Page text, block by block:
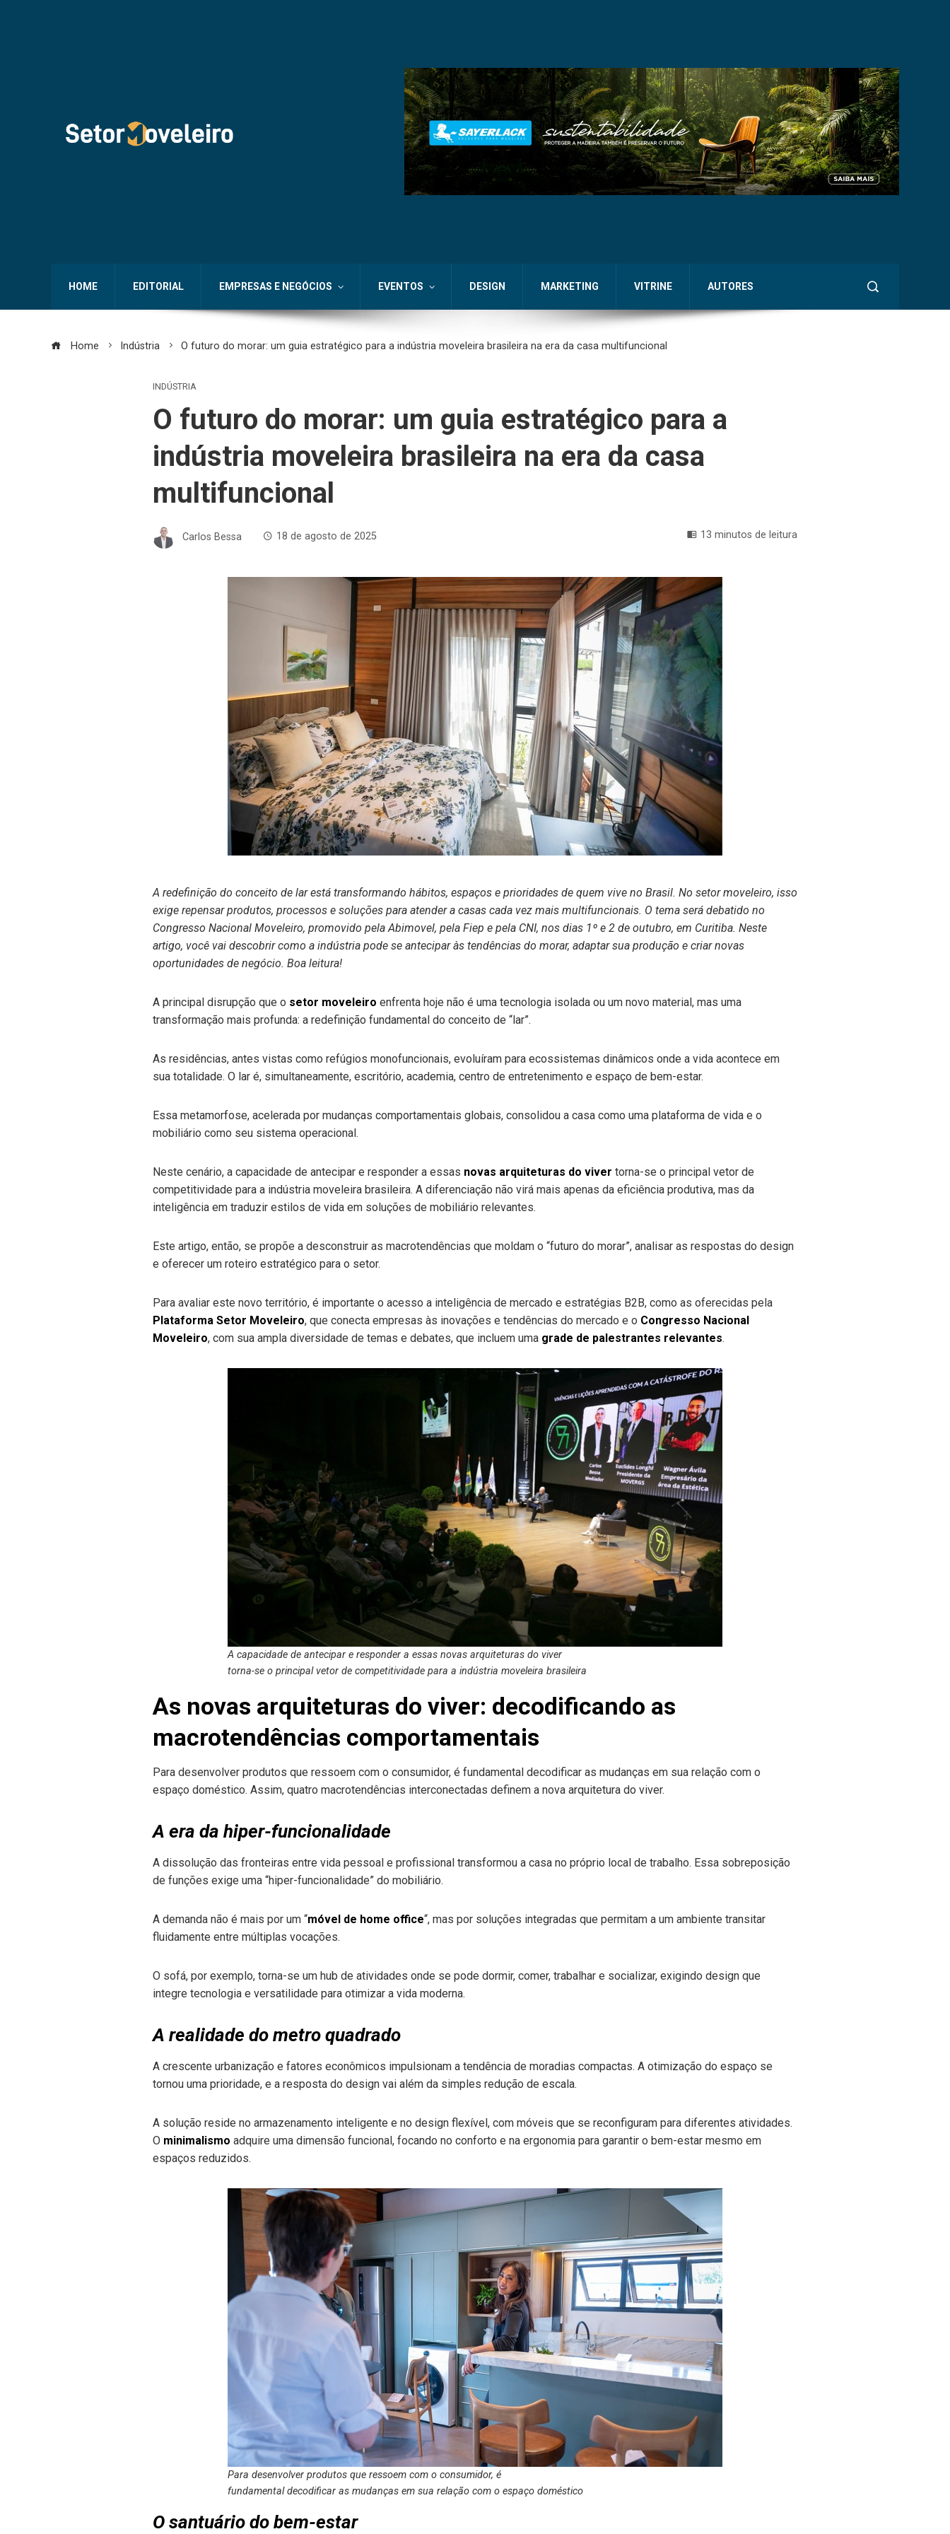
HOME EDITORIAL EMPRESAS E NEGÓCIOS EVENTOS DESIGN MARKETING VITRINE AUTORES
Home Indústria O futuro do morar: um guia estratégico para a indústria moveleira brasileira na era da casa multifuncional
INDÚSTRIA
O futuro do morar: um guia estratégico para a
indústria moveleira brasileira na era da casa
multifuncional
Carlos Bessa 18 de agosto de 2025 13 minutos de leitura
A redefinição do conceito de lar está transformando hábitos, espaços e prioridades de quem vive no Brasil. No setor moveleiro, isso
exige repensar produtos, processos e soluções para atender a casas cada vez mais multifuncionais. O tema será debatido no
Congresso Nacional Moveleiro, promovido pela Abimovel, pela Fiep e pela CNI, nos dias 1º e 2 de outubro, em Curitiba. Neste
artigo, você vai descobrir como a indústria pode se antecipar às tendências do morar, adaptar sua produção e criar novas
oportunidades de negócio. Boa leitura!
A principal disrupção que o setor moveleiro enfrenta hoje não é uma tecnologia isolada ou um novo material, mas uma
transformação mais profunda: a redefinição fundamental do conceito de “lar”.
As residências, antes vistas como refúgios monofuncionais, evoluíram para ecossistemas dinâmicos onde a vida acontece em
sua totalidade. O lar é, simultaneamente, escritório, academia, centro de entretenimento e espaço de bem-estar.
Essa metamorfose, acelerada por mudanças comportamentais globais, consolidou a casa como uma plataforma de vida e o
mobiliário como seu sistema operacional.
Neste cenário, a capacidade de antecipar e responder a essas novas arquiteturas do viver torna-se o principal vetor de
competitividade para a indústria moveleira brasileira. A diferenciação não virá mais apenas da eficiência produtiva, mas da
inteligência em traduzir estilos de vida em soluções de mobiliário relevantes.
Este artigo, então, se propõe a desconstruir as macrotendências que moldam o “futuro do morar”, analisar as respostas do design
e oferecer um roteiro estratégico para o setor.
Para avaliar este novo território, é importante o acesso a inteligência de mercado e estratégias B2B, como as oferecidas pela
Plataforma Setor Moveleiro, que conecta empresas às inovações e tendências do mercado e o Congresso Nacional
Moveleiro, com sua ampla diversidade de temas e debates, que incluem uma grade de palestrantes relevantes.
A capacidade de antecipar e responder a essas novas arquiteturas do viver
torna-se o principal vetor de competitividade para a indústria moveleira brasileira
As novas arquiteturas do viver: decodificando as
macrotendências comportamentais
Para desenvolver produtos que ressoem com o consumidor, é fundamental decodificar as mudanças em sua relação com o
espaço doméstico. Assim, quatro macrotendências interconectadas definem a nova arquitetura do viver.
A era da hiper-funcionalidade
A dissolução das fronteiras entre vida pessoal e profissional transformou a casa no próprio local de trabalho. Essa sobreposição
de funções exige uma “hiper-funcionalidade” do mobiliário.
A demanda não é mais por um “móvel de home office“, mas por soluções integradas que permitam a um ambiente transitar
fluidamente entre múltiplas vocações.
O sofá, por exemplo, torna-se um hub de atividades onde se pode dormir, comer, trabalhar e socializar, exigindo design que
integre tecnologia e versatilidade para otimizar a vida moderna.
A realidade do metro quadrado
A crescente urbanização e fatores econômicos impulsionam a tendência de moradias compactas. A otimização do espaço se
tornou uma prioridade, e a resposta do design vai além da simples redução de escala.
A solução reside no armazenamento inteligente e no design flexível, com móveis que se reconfiguram para diferentes atividades.
O minimalismo adquire uma dimensão funcional, focando no conforto e na ergonomia para garantir o bem-estar mesmo em
espaços reduzidos.
Para desenvolver produtos que ressoem com o consumidor, é
fundamental decodificar as mudanças em sua relação com o espaço doméstico
O santuário do bem-estar